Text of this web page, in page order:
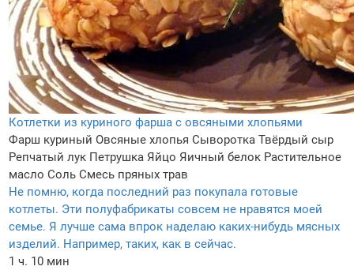
Котлетки из куриного фарша с овсяными хлопьями
Фарш куриный Овсяные хлопья Сыворотка Твёрдый сыр
Репчатый лук Петрушка Яйцо Яичный белок Растительное
масло Соль Смесь пряных трав
Не помню, когда последний раз покупала готовые
котлеты. Эти полуфабрикаты совсем не нравятся моей
семье. Я лучше сама впрок наделаю каких-нибудь мясных
изделий. Например, таких, как в сейчас.
1 ч. 10 мин